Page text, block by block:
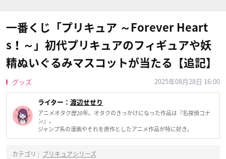
一番くじ「プリキュア ～Forever Heart
s！～」初代プリキュアのフィギュアや妖
精ぬいぐるみマスコットが当たる【追記】
グッズ 2025年08月28日 16:00
ライター： 渡辺せせり
アニメオタク歴20年。オタクのきっかけになった作品は『名探偵コナ
ン』。
ジャンプ系の漫画やそれを原作としたアニメ作品が特に好き。
カテゴリ : プリキュアシリーズ